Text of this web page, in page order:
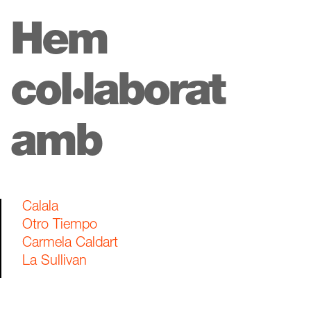
Hem
col·laborat
amb
Calala
Otro Tiempo
Carmela Caldart
La Sullivan